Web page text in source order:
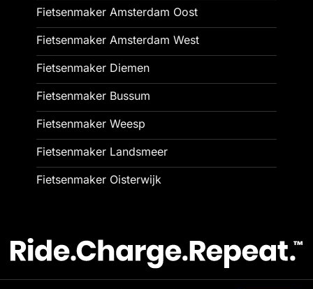
Fietsenmaker Amsterdam Oost
Fietsenmaker Amsterdam West
Fietsenmaker Diemen
Fietsenmaker Bussum
Fietsenmaker Weesp
Fietsenmaker Landsmeer
Fietsenmaker Oisterwijk